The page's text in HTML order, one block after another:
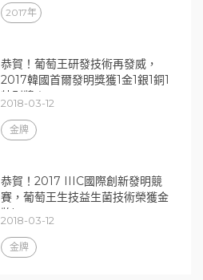
2017年
恭賀！葡萄王研發技術再發威，
2017韓國首爾發明獎獲1金1銀1銅1
特別獎！
2018-03-12
金牌
恭賀！2017 IIIC國際創新發明競
賽，葡萄王生技益生菌技術榮獲金
牌!
2018-03-12
金牌